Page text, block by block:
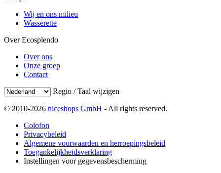
Wij en ons milieu
Wasserette
Over Ecosplendo
Over ons
Onze groep
Contact
Regio / Taal wijzigen
© 2010-2026 niceshops GmbH - All rights reserved.
Colofon
Privacybeleid
Algemene voorwaarden en herroepingsbeleid
Toegankelijkheidsverklaring
Instellingen voor gegevensbescherming